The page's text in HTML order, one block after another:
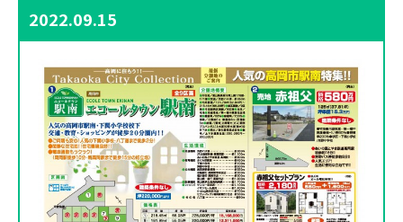
2022.09.15